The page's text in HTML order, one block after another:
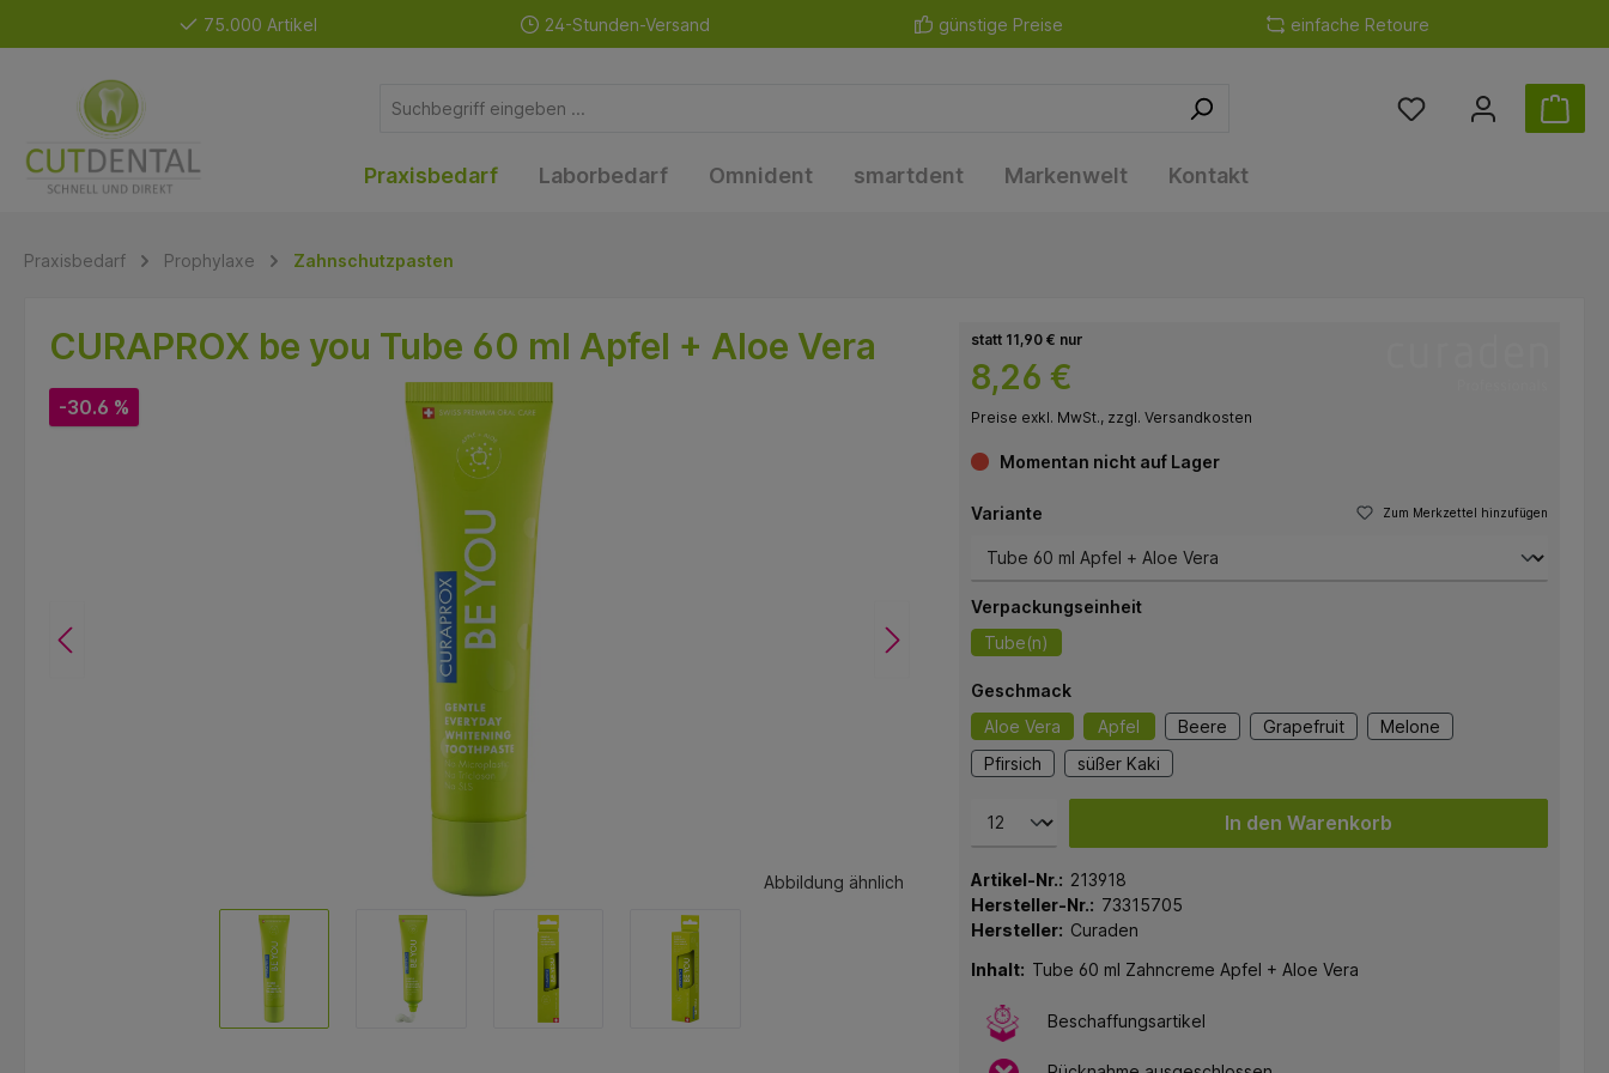
75.000 Artikel 24-Stunden-Versand günstige Preise einfache Retoure
Praxisbedarf Laborbedarf Omnident smartdent Markenwelt Kontakt
Praxisbedarf Prophylaxe Zahnschutzpasten
CURAPROX be you Tube 60 ml Apfel + Aloe Vera
-30.6 %
Abbildung ähnlich
statt 11,90 € nur
8,26 €
Preise exkl. MwSt., zzgl. Versandkosten
Momentan nicht auf Lager
Zum Merkzettel hinzufügen
Variante
Verpackungseinheit
Tube(n)
Geschmack
Aloe Vera
Apfel Beere Grapefruit
Melone
Pfirsich
süßer Kaki
In den Warenkorb
Artikel-Nr.: 213918
Hersteller-Nr.: 73315705
Hersteller: Curaden
Inhalt: Tube 60 ml Zahncreme Apfel + Aloe Vera
Beschaffungsartikel